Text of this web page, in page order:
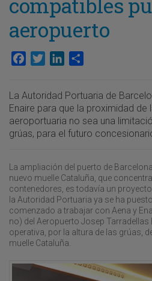
aeropuerto
Facebook
TwitterLinkedIn
La Autoridad Portuaria de
Enaire para que la proximidad de
aeroportuaria no sea una
grúas, para el futuro
La ampliación del puerto de
nuevo muelle Cataluña, que
contenedores, es todavía un
la Autoridad Portuaria ya se ha
comenzado a trabajar con Aena y
no) del Aeropuerto Josep
operativa, por la altura de las grúas,
muelle Cataluña.